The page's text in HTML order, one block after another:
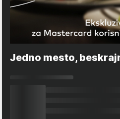
Jedno mesto,